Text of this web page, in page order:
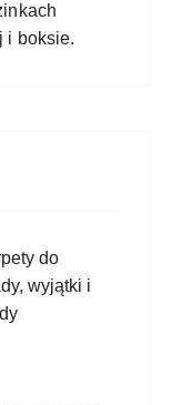
i boksie.
do
wyjątki i